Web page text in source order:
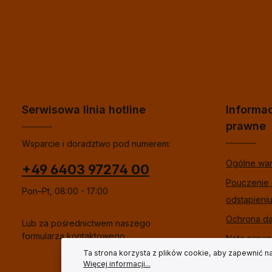
Serwisowa linia hotline
Wsparcie i doradztwo pod numerem:
+49 6403 97274 00
Pon–Pt, 08:00 - 17:00
Lub za pośrednictwem naszego
formularza kontaktowego.
prawne
Ogólne
Pouczenie
Ochrona
Nota
Ta strona korzysta z plików cookie, aby zapewnić
Więcej informacji...